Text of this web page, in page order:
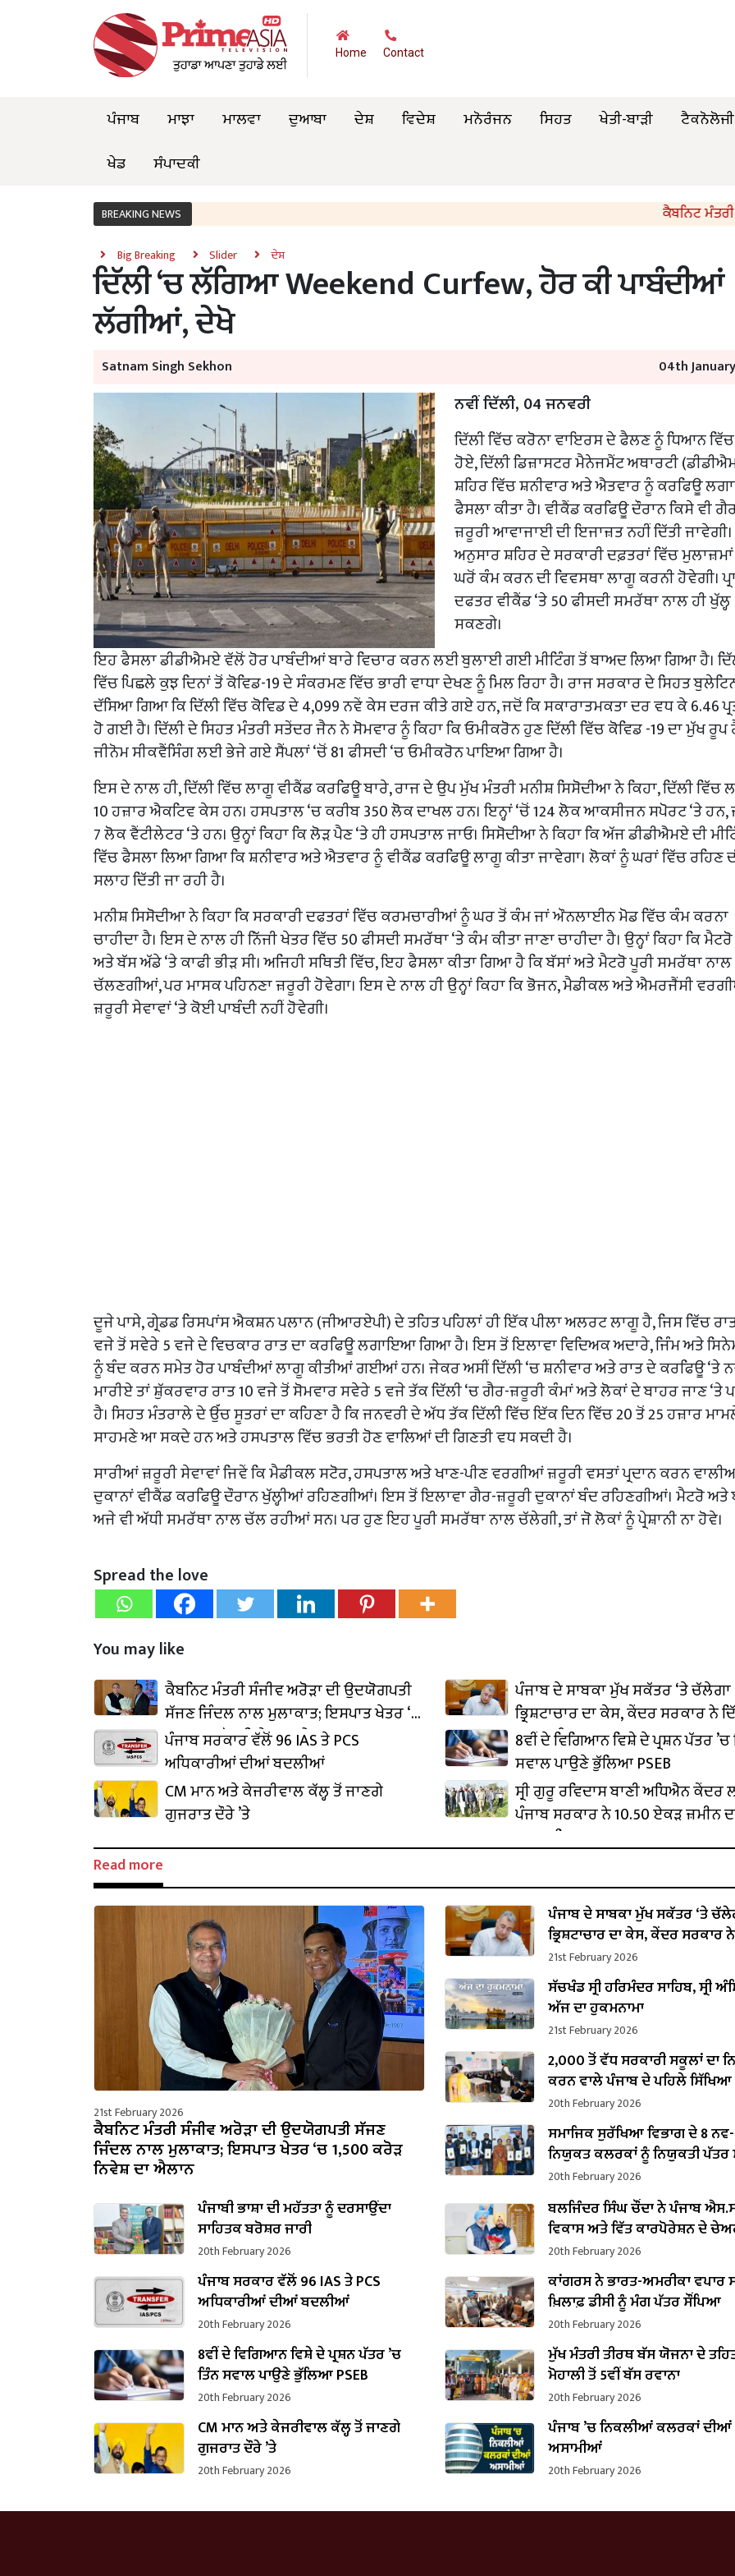
Home Contact
ਪੰਜਾਬ ਮਾਝਾ ਮਾਲਵਾ ਦੁਆਬਾ ਦੇਸ਼ ਵਿਦੇਸ਼ ਮਨੋਰੰਜਨ ਸਿਹਤ ਖੇਤੀ-ਬਾੜੀ ਟੈਕਨੋਲੋਜੀ
ਖੇਡ
ਸੰਪਾਦਕੀ
BREAKING NEWS ਕੈਬਨਿਟ ਮੰਤਰੀ
Big Breaking Slider ਦੇਸ਼
ਦਿੱਲੀ ‘ਚ ਲੱਗਿਆ Weekend Curfew, ਹੋਰ ਕੀ ਪਾਬੰਦੀਆਂ
ਲੱਗੀਆਂ, ਦੇਖੋ
Satnam Singh Sekhon 04th
ਨਵੀਂ ਦਿੱਲੀ, 04 ਜਨਵਰੀ
ਦਿੱਲੀ ਵਿੱਚ ਕਰੋਨਾ ਵਾਇਰਸ ਦੇ ਫੈਲਣ ਨੂੰ ਧਿਆਨ
ਹੋਏ, ਦਿੱਲੀ ਡਿਜ਼ਾਸਟਰ ਮੈਨੇਜਮੈਂਟ ਅਥਾਰਟੀ
ਸ਼ਹਿਰ ਵਿੱਚ ਸ਼ਨੀਵਾਰ ਅਤੇ ਐਤਵਾਰ ਨੂੰ ਕਰਫਿਊ
ਫੈਸਲਾ ਕੀਤਾ ਹੈ। ਵੀਕੈਂਡ ਕਰਫਿਊ ਦੌਰਾਨ ਕਿਸੇ ਵੀ
ਜ਼ਰੂਰੀ ਆਵਾਜਾਈ ਦੀ ਇਜਾਜ਼ਤ ਨਹੀਂ ਦਿੱਤੀ
ਅਨੁਸਾਰ ਸ਼ਹਿਰ ਦੇ ਸਰਕਾਰੀ ਦਫ਼ਤਰਾਂ ਵਿੱਚ
ਘਰੋਂ ਕੰਮ ਕਰਨ ਦੀ ਵਿਵਸਥਾ ਲਾਗੂ ਕਰਨੀ ਹੋਵੇਗੀ।
ਦਫਤਰ ਵੀਕੈਂਡ ‘ਤੇ 50 ਫੀਸਦੀ ਸਮਰੱਥਾ ਨਾਲ ਹੀ ਖੁੱਲ੍ਹ
ਸਕਣਗੇ।
ਇਹ ਫੈਸਲਾ ਡੀਡੀਐਮਏ ਵੱਲੋਂ ਹੋਰ ਪਾਬੰਦੀਆਂ ਬਾਰੇ ਵਿਚਾਰ ਕਰਨ ਲਈ ਬੁਲਾਈ ਗਈ ਮੀਟਿੰਗ ਤੋਂ ਬਾਅਦ ਲਿਆ ਗਿਆ ਹੈ।
ਵਿੱਚ ਪਿਛਲੇ ਕੁਝ ਦਿਨਾਂ ਤੋਂ ਕੋਵਿਡ-19 ਦੇ ਸੰਕਰਮਣ ਵਿੱਚ ਭਾਰੀ ਵਾਧਾ ਦੇਖਣ ਨੂੰ ਮਿਲ ਰਿਹਾ ਹੈ। ਰਾਜ ਸਰਕਾਰ ਦੇ ਸਿਹਤ
ਦੱਸਿਆ ਗਿਆ ਕਿ ਦਿੱਲੀ ਵਿੱਚ ਕੋਵਿਡ ਦੇ 4,099 ਨਵੇਂ ਕੇਸ ਦਰਜ ਕੀਤੇ ਗਏ ਹਨ, ਜਦੋਂ ਕਿ ਸਕਾਰਾਤਮਕਤਾ ਦਰ ਵਧ ਕੇ 6.46
ਹੋ ਗਈ ਹੈ। ਦਿੱਲੀ ਦੇ ਸਿਹਤ ਮੰਤਰੀ ਸਤੇਂਦਰ ਜੈਨ ਨੇ ਸੋਮਵਾਰ ਨੂੰ ਕਿਹਾ ਕਿ ਓਮੀਕਰੋਨ ਹੁਣ ਦਿੱਲੀ ਵਿੱਚ ਕੋਵਿਡ -19 ਦਾ ਮੁੱਖ ਰੂਪ
ਜੀਨੋਮ ਸੀਕਵੈਂਸਿੰਗ ਲਈ ਭੇਜੇ ਗਏ ਸੈਂਪਲਾਂ ‘ਚੋਂ 81 ਫੀਸਦੀ ‘ਚ ਓਮੀਕਰੋਨ ਪਾਇਆ ਗਿਆ ਹੈ।
ਇਸ ਦੇ ਨਾਲ ਹੀ, ਦਿੱਲੀ ਵਿੱਚ ਲਾਗੂ ਵੀਕੈਂਡ ਕਰਫਿਊ ਬਾਰੇ, ਰਾਜ ਦੇ ਉਪ ਮੁੱਖ ਮੰਤਰੀ ਮਨੀਸ਼ ਸਿਸੋਦੀਆ ਨੇ ਕਿਹਾ, ਦਿੱਲੀ
10 ਹਜ਼ਾਰ ਐਕਟਿਵ ਕੇਸ ਹਨ। ਹਸਪਤਾਲ ‘ਚ ਕਰੀਬ 350 ਲੋਕ ਦਾਖਲ ਹਨ। ਇਨ੍ਹਾਂ ‘ਚੋਂ 124 ਲੋਕ ਆਕਸੀਜਨ ਸਪੋਰਟ ‘ਤੇ ਹਨ,
7 ਲੋਕ ਵੈਂਟੀਲੇਟਰ ‘ਤੇ ਹਨ। ਉਨ੍ਹਾਂ ਕਿਹਾ ਕਿ ਲੋੜ ਪੈਣ ‘ਤੇ ਹੀ ਹਸਪਤਾਲ ਜਾਓ। ਸਿਸੋਦੀਆ ਨੇ ਕਿਹਾ ਕਿ ਅੱਜ ਡੀਡੀਐਮਏ ਦੀ
ਵਿੱਚ ਫੈਸਲਾ ਲਿਆ ਗਿਆ ਕਿ ਸ਼ਨੀਵਾਰ ਅਤੇ ਐਤਵਾਰ ਨੂੰ ਵੀਕੈਂਡ ਕਰਫਿਊ ਲਾਗੂ ਕੀਤਾ ਜਾਵੇਗਾ। ਲੋਕਾਂ ਨੂੰ ਘਰਾਂ ਵਿੱਚ ਰਹਿਣ
ਸਲਾਹ ਦਿੱਤੀ ਜਾ ਰਹੀ ਹੈ।
ਮਨੀਸ਼ ਸਿਸੋਦੀਆ ਨੇ ਕਿਹਾ ਕਿ ਸਰਕਾਰੀ ਦਫਤਰਾਂ ਵਿੱਚ ਕਰਮਚਾਰੀਆਂ ਨੂੰ ਘਰ ਤੋਂ ਕੰਮ ਜਾਂ ਔਨਲਾਈਨ ਮੋਡ ਵਿੱਚ ਕੰਮ ਕਰਨਾ
ਚਾਹੀਦਾ ਹੈ। ਇਸ ਦੇ ਨਾਲ ਹੀ ਨਿੱਜੀ ਖੇਤਰ ਵਿੱਚ 50 ਫੀਸਦੀ ਸਮਰੱਥਾ ‘ਤੇ ਕੰਮ ਕੀਤਾ ਜਾਣਾ ਚਾਹੀਦਾ ਹੈ। ਉਨ੍ਹਾਂ ਕਿਹਾ ਕਿ
ਅਤੇ ਬੱਸ ਅੱਡੇ ‘ਤੇ ਕਾਫੀ ਭੀੜ ਸੀ। ਅਜਿਹੀ ਸਥਿਤੀ ਵਿੱਚ, ਇਹ ਫੈਸਲਾ ਕੀਤਾ ਗਿਆ ਹੈ ਕਿ ਬੱਸਾਂ ਅਤੇ ਮੈਟਰੋ ਪੂਰੀ ਸਮਰੱਥਾ ਨਾਲ
ਚੱਲਣਗੀਆਂ, ਪਰ ਮਾਸਕ ਪਹਿਨਣਾ ਜ਼ਰੂਰੀ ਹੋਵੇਗਾ। ਇਸ ਦੇ ਨਾਲ ਹੀ ਉਨ੍ਹਾਂ ਕਿਹਾ ਕਿ ਭੋਜਨ, ਮੈਡੀਕਲ ਅਤੇ ਐਮਰਜੈਂਸੀ
ਜ਼ਰੂਰੀ ਸੇਵਾਵਾਂ ‘ਤੇ ਕੋਈ ਪਾਬੰਦੀ ਨਹੀਂ ਹੋਵੇਗੀ।
ਦੂਜੇ ਪਾਸੇ, ਗ੍ਰੇਡਡ ਰਿਸਪਾਂਸ ਐਕਸ਼ਨ ਪਲਾਨ (ਜੀਆਰਏਪੀ) ਦੇ ਤਹਿਤ ਪਹਿਲਾਂ ਹੀ ਇੱਕ ਪੀਲਾ ਅਲਰਟ ਲਾਗੂ ਹੈ, ਜਿਸ ਵਿੱਚ
ਵਜੇ ਤੋਂ ਸਵੇਰੇ 5 ਵਜੇ ਦੇ ਵਿਚਕਾਰ ਰਾਤ ਦਾ ਕਰਫਿਊ ਲਗਾਇਆ ਗਿਆ ਹੈ। ਇਸ ਤੋਂ ਇਲਾਵਾ ਵਿਦਿਅਕ ਅਦਾਰੇ, ਜਿੰਮ ਅਤੇ
ਨੂੰ ਬੰਦ ਕਰਨ ਸਮੇਤ ਹੋਰ ਪਾਬੰਦੀਆਂ ਲਾਗੂ ਕੀਤੀਆਂ ਗਈਆਂ ਹਨ। ਜੇਕਰ ਅਸੀਂ ਦਿੱਲੀ ‘ਚ ਸ਼ਨੀਵਾਰ ਅਤੇ ਰਾਤ ਦੇ ਕਰਫਿਊ ‘ਤੇ
ਮਾਰੀਏ ਤਾਂ ਸ਼ੁੱਕਰਵਾਰ ਰਾਤ 10 ਵਜੇ ਤੋਂ ਸੋਮਵਾਰ ਸਵੇਰੇ 5 ਵਜੇ ਤੱਕ ਦਿੱਲੀ ‘ਚ ਗੈਰ-ਜ਼ਰੂਰੀ ਕੰਮਾਂ ਅਤੇ ਲੋਕਾਂ ਦੇ ਬਾਹਰ ਜਾਣ ‘ਤੇ
ਹੈ। ਸਿਹਤ ਮੰਤਰਾਲੇ ਦੇ ਉੱਚ ਸੂਤਰਾਂ ਦਾ ਕਹਿਣਾ ਹੈ ਕਿ ਜਨਵਰੀ ਦੇ ਅੱਧ ਤੱਕ ਦਿੱਲੀ ਵਿੱਚ ਇੱਕ ਦਿਨ ਵਿੱਚ 20 ਤੋਂ 25 ਹਜ਼ਾਰ
ਸਾਹਮਣੇ ਆ ਸਕਦੇ ਹਨ ਅਤੇ ਹਸਪਤਾਲ ਵਿੱਚ ਭਰਤੀ ਹੋਣ ਵਾਲਿਆਂ ਦੀ ਗਿਣਤੀ ਵਧ ਸਕਦੀ ਹੈ।
ਸਾਰੀਆਂ ਜ਼ਰੂਰੀ ਸੇਵਾਵਾਂ ਜਿਵੇਂ ਕਿ ਮੈਡੀਕਲ ਸਟੋਰ, ਹਸਪਤਾਲ ਅਤੇ ਖਾਣ-ਪੀਣ ਵਰਗੀਆਂ ਜ਼ਰੂਰੀ ਵਸਤਾਂ ਪ੍ਰਦਾਨ ਕਰਨ
ਦੁਕਾਨਾਂ ਵੀਕੈਂਡ ਕਰਫਿਊ ਦੌਰਾਨ ਖੁੱਲ੍ਹੀਆਂ ਰਹਿਣਗੀਆਂ। ਇਸ ਤੋਂ ਇਲਾਵਾ ਗੈਰ-ਜ਼ਰੂਰੀ ਦੁਕਾਨਾਂ ਬੰਦ ਰਹਿਣਗੀਆਂ। ਮੈਟਰੋ ਅਤੇ
ਅਜੇ ਵੀ ਅੱਧੀ ਸਮਰੱਥਾ ਨਾਲ ਚੱਲ ਰਹੀਆਂ ਸਨ। ਪਰ ਹੁਣ ਇਹ ਪੂਰੀ ਸਮਰੱਥਾ ਨਾਲ ਚੱਲੇਗੀ, ਤਾਂ ਜੋ ਲੋਕਾਂ ਨੂੰ ਪ੍ਰੇਸ਼ਾਨੀ ਨਾ ਹੋਵੇ।
Spread the love
You may like
ਕੈਬਨਿਟ ਮੰਤਰੀ ਸੰਜੀਵ ਅਰੋੜਾ ਦੀ ਉਦਯੋਗਪਤੀ
ਸੱਜਣ ਜਿੰਦਲ ਨਾਲ ਮੁਲਾਕਾਤ; ਇਸਪਾਤ ਖੇਤਰ ‘ਚ
₹1,500 ਕਰੋੜ ਨਿਵੇਸ਼ ਦਾ ਐਲਾਨ
ਪੰਜਾਬ ਦੇ ਸਾਬਕਾ ਮੁੱਖ ਸਕੱਤਰ ‘ਤੇ ਚੱਲੇਗਾ
ਭ੍ਰਿਸ਼ਟਾਚਾਰ ਦਾ ਕੇਸ, ਕੇਂਦਰ ਸਰਕਾਰ ਨੇ
ਪ੍ਰਵਾਨਗੀ
ਪੰਜਾਬ ਸਰਕਾਰ ਵੱਲੋਂ 96 IAS ਤੇ PCS
ਅਧਿਕਾਰੀਆਂ ਦੀਆਂ ਬਦਲੀਆਂ
8ਵੀਂ ਦੇ ਵਿਗਿਆਨ ਵਿਸ਼ੇ ਦੇ ਪ੍ਰਸ਼ਨ ਪੱਤਰ ’ਚ
ਸਵਾਲ ਪਾਉਣੇ ਭੁੱਲਿਆ PSEB
CM ਮਾਨ ਅਤੇ ਕੇਜਰੀਵਾਲ ਕੱਲ੍ਹ ਤੋਂ ਜਾਣਗੇ
ਗੁਜਰਾਤ ਦੌਰੇ ’ਤੇ
ਸ੍ਰੀ ਗੁਰੂ ਰਵਿਦਾਸ ਬਾਣੀ ਅਧਿਐਨ
ਪੰਜਾਬ ਸਰਕਾਰ ਨੇ 10.50 ਏਕੜ ਜ਼ਮੀਨ
ਕਬਜ਼ਾ ਲਿਆ
Read more
21st February 2026
ਕੈਬਨਿਟ ਮੰਤਰੀ ਸੰਜੀਵ ਅਰੋੜਾ ਦੀ ਉਦਯੋਗਪਤੀ ਸੱਜਣ
ਜਿੰਦਲ ਨਾਲ ਮੁਲਾਕਾਤ; ਇਸਪਾਤ ਖੇਤਰ ‘ਚ ₹1,500 ਕਰੋੜ
ਨਿਵੇਸ਼ ਦਾ ਐਲਾਨ
ਪੰਜਾਬ ਦੇ ਸਾਬਕਾ ਮੁੱਖ ਸਕੱਤਰ ‘ਤੇ
ਭ੍ਰਿਸ਼ਟਾਚਾਰ ਦਾ ਕੇਸ, ਕੇਂਦਰ ਸਰਕਾਰ
ਪ੍ਰਵਾਨਗੀ
21st February 2026
ਸੱਚਖੰਡ ਸ੍ਰੀ ਹਰਿਮੰਦਰ ਸਾਹਿਬ, ਸ੍ਰੀ
ਅੱਜ ਦਾ ਹੁਕਮਨਾਮਾ
21st February 2026
2,000 ਤੋਂ ਵੱਧ ਸਰਕਾਰੀ ਸਕੂਲਾਂ ਦਾ
ਕਰਨ ਵਾਲੇ ਪੰਜਾਬ ਦੇ ਪਹਿਲੇ ਸਿੱਖਿਆ
ਬਣੇ ਹਰਜੋਤ ਸਿੰਘ ਬੈਂਸ
20th February 2026
ਸਮਾਜਿਕ ਸੁਰੱਖਿਆ ਵਿਭਾਗ ਦੇ 8 ਨਵ-
ਨਿਯੁਕਤ ਕਲਰਕਾਂ ਨੂੰ ਨਿਯੁਕਤੀ ਪੱਤਰ
20th February 2026
ਪੰਜਾਬੀ ਭਾਸ਼ਾ ਦੀ ਮਹੱਤਤਾ ਨੂੰ ਦਰਸਾਉਂਦਾ
ਸਾਹਿਤਕ ਬਰੋਸ਼ਰ ਜਾਰੀ
20th February 2026
ਬਲਜਿੰਦਰ ਸਿੰਘ ਚੌਂਦਾ ਨੇ ਪੰਜਾਬ
ਵਿਕਾਸ ਅਤੇ ਵਿੱਤ ਕਾਰਪੋਰੇਸ਼ਨ ਦੇ
ਵਜੋਂ ਸੰਭਾਲਿਆ ਕਾਰਜਭਾਰ
20th February 2026
ਪੰਜਾਬ ਸਰਕਾਰ ਵੱਲੋਂ 96 IAS ਤੇ PCS
ਅਧਿਕਾਰੀਆਂ ਦੀਆਂ ਬਦਲੀਆਂ
20th February 2026
ਕਾਂਗਰਸ ਨੇ ਭਾਰਤ-ਅਮਰੀਕਾ ਵਪਾਰ
ਖ਼ਿਲਾਫ਼ ਡੀਸੀ ਨੂੰ ਮੰਗ ਪੱਤਰ ਸੌਂਪਿਆ
20th February 2026
8ਵੀਂ ਦੇ ਵਿਗਿਆਨ ਵਿਸ਼ੇ ਦੇ ਪ੍ਰਸ਼ਨ ਪੱਤਰ ’ਚ
ਤਿੰਨ ਸਵਾਲ ਪਾਉਣੇ ਭੁੱਲਿਆ PSEB
20th February 2026
ਮੁੱਖ ਮੰਤਰੀ ਤੀਰਥ ਬੱਸ ਯੋਜਨਾ ਦੇ
ਮੋਹਾਲੀ ਤੋਂ 5ਵੀਂ ਬੱਸ ਰਵਾਨਾ
20th February 2026
CM ਮਾਨ ਅਤੇ ਕੇਜਰੀਵਾਲ ਕੱਲ੍ਹ ਤੋਂ ਜਾਣਗੇ
ਗੁਜਰਾਤ ਦੌਰੇ ’ਤੇ
20th February 2026
ਪੰਜਾਬ ’ਚ ਨਿਕਲੀਆਂ ਕਲਰਕਾਂ ਦੀਆਂ
ਅਸਾਮੀਆਂ
20th February 2026